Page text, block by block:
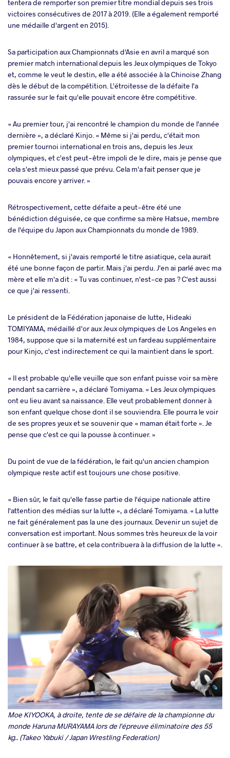
tentera de remporter son premier titre mondial depuis ses trois
victoires consécutives de 2017 à 2019. (Elle a également remporté
une médaille d'argent en 2015).
Sa participation aux Championnats d'Asie en avril a marqué son
premier match international depuis les Jeux olympiques de Tokyo
et, comme le veut le destin, elle a été associée à la Chinoise Zhang
dès le début de la compétition. L'étroitesse de la défaite l'a
rassurée sur le fait qu'elle pouvait encore être compétitive.
« Au premier tour, j'ai rencontré le champion du monde de l'année
dernière », a déclaré Kinjo. « Même si j'ai perdu, c'était mon
premier tournoi international en trois ans, depuis les Jeux
olympiques, et c'est peut-être impoli de le dire, mais je pense que
cela s'est mieux passé que prévu. Cela m'a fait penser que je
pouvais encore y arriver. »
Rétrospectivement, cette défaite a peut-être été une
bénédiction déguisée, ce que confirme sa mère Hatsue, membre
de l'équipe du Japon aux Championnats du monde de 1989.
« Honnêtement, si j'avais remporté le titre asiatique, cela aurait
été une bonne façon de partir. Mais j'ai perdu. J'en ai parlé avec ma
mère et elle m'a dit : « Tu vas continuer, n'est-ce pas ? C'est aussi
ce que j'ai ressenti.
Le président de la Fédération japonaise de lutte, Hideaki
TOMIYAMA, médaillé d'or aux Jeux olympiques de Los Angeles en
1984, suppose que si la maternité est un fardeau supplémentaire
pour Kinjo, c'est indirectement ce qui la maintient dans le sport.
« Il est probable qu'elle veuille que son enfant puisse voir sa mère
pendant sa carrière », a déclaré Tomiyama. « Les Jeux olympiques
ont eu lieu avant sa naissance. Elle veut probablement donner à
son enfant quelque chose dont il se souviendra. Elle pourra le voir
de ses propres yeux et se souvenir que « maman était forte ». Je
pense que c'est ce qui la pousse à continuer. »
Du point de vue de la fédération, le fait qu'un ancien champion
olympique reste actif est toujours une chose positive.
« Bien sûr, le fait qu'elle fasse partie de l'équipe nationale attire
l'attention des médias sur la lutte », a déclaré Tomiyama. « La lutte
ne fait généralement pas la une des journaux. Devenir un sujet de
conversation est important. Nous sommes très heureux de la voir
continuer à se battre, et cela contribuera à la diffusion de la lutte ».
Moe KIYOOKA, à droite, tente de se défaire de la championne du
monde Haruna MURAYAMA lors de l'épreuve éliminatoire des 55
kg.. (Takeo Yabuki / Japan Wrestling Federation)